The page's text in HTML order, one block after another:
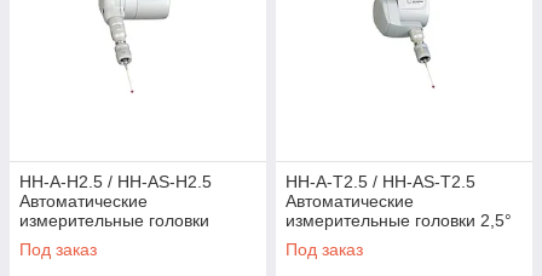
HH-A-H2.5 / HH-AS-H2.5
Автоматические
измерительные головки
Под заказ
HH-A-T2.5 / HH-AS-T2.5
Автоматические
измерительные головки 2,5°
Под заказ